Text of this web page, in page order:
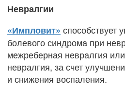
Невралгии
«Импловит» способствует
болевого синдрома при
межреберная невралгия
невралгия, за счет
и снижения воспаления.